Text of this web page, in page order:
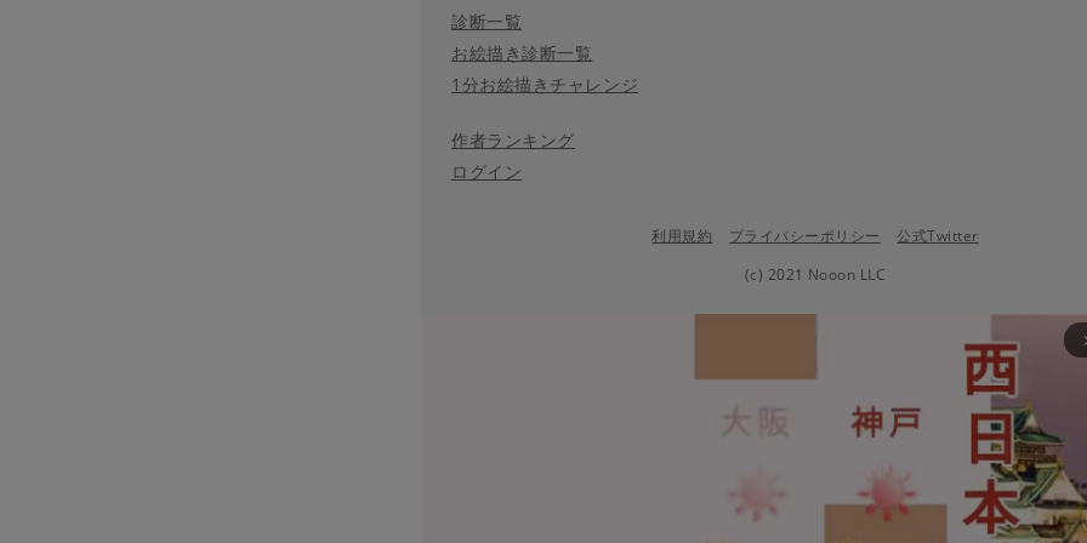
診断一覧
お絵描き診断一覧
1分お絵描きチャレンジ
作者ランキング
ログイン
利用規約 プライバシーポリシー
公式Twitter
(c) 2021 Nooon LLC